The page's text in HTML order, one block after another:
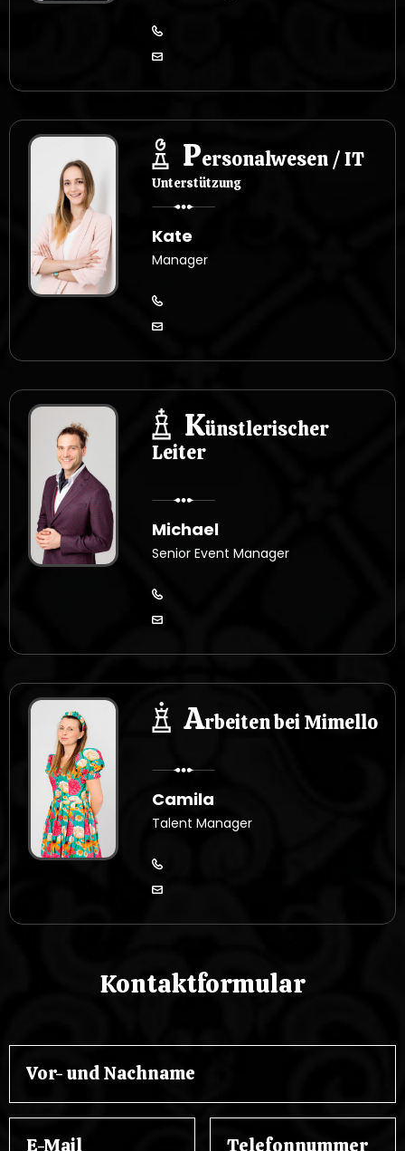
Personalwesen / IT
Unterstützung
Kate
Manager
Künstlerischer
Leiter
Michael
Senior Event Manager
Arbeiten bei Mimello
Camila
Talent Manager
Kontaktformular